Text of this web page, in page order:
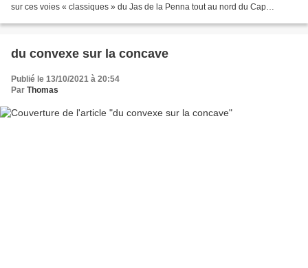
sur ces voies « classiques » du Jas de la Penna tout au nord du Cap
du convexe sur la concave
Publié le 13/10/2021 à 20:54
Par Thomas